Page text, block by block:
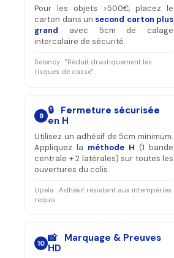
Pour les objets >500€, placez le
carton dans un second carton plus
grand avec 5cm de calage
intercalaire de sécurité.
Selency : "Réduit drastiquement les
risques de casse".
9
🔒 Fermeture sécurisée
en H
Utilisez un adhésif de 5cm minimum.
Appliquez la méthode H (1 bande
centrale + 2 latérales) sur toutes les
ouvertures du colis.
Upela : Adhésif résistant aux intempéries
requis.
10 📸 Marquage & Preuves
HD